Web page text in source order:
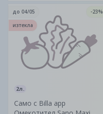
2л.
Само с Billa app
до 04/05
-23%
изтекла